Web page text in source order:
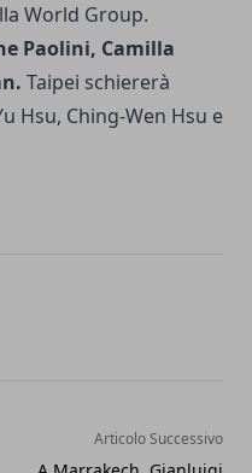
World Group.
Paolini, Camilla
Taipei schiererà
Hsu, Ching-Wen Hsu e
Articolo Successivo